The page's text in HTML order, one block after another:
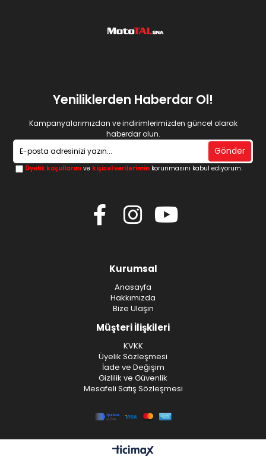
Yeniliklerden Haberdar Ol!
Kampanyalarımızdan ve indirimlerimizden güncel olarak
haberdar olun.
Gönder
Üyelik koşullarını ve kişisel verilerimin korunmasını kabul ediyorum.
Kurumsal
Anasayfa
Hakkımızda
Bize Ulaşın
Müşteri İlişkileri
KVKK
Üyelik Sözleşmesi
İade ve Değişim
Gizlilik ve Güvenlik
Mesafeli Satış Sözleşmesi